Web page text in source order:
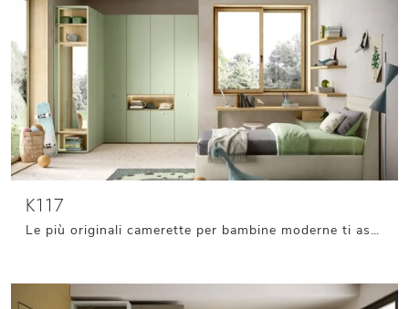
K117
Le più originali camerette per bambine moderne ti aspettano! Scopri il modello K117 di Moretti Compact Camerette.